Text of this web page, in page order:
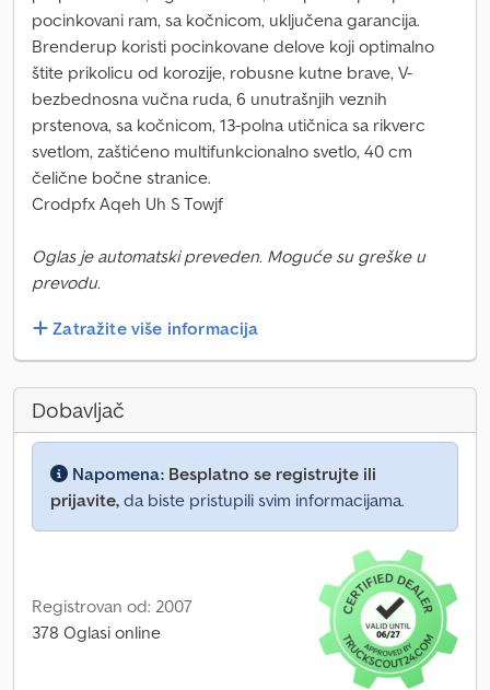
pocinkovani ram, sa kočnicom, uključena garancija.
Brenderup koristi pocinkovane delove koji optimalno
štite prikolicu od korozije, robusne kutne brave, V-
bezbednosna vučna ruda, 6 unutrašnjih veznih
prstenova, sa kočnicom, 13-polna utičnica sa rikverc
svetlom, zaštićeno multifunkcionalno svetlo, 40 cm
čelične bočne stranice.
Crodpfx Aqeh Uh S Towjf
Oglas je automatski preveden. Moguće su greške u
prevodu.
Zatražite više informacija
Dobavljač
Napomena: Besplatno se registrujte ili
prijavite, da biste pristupili svim informacijama.
Registrovan od: 2007
378 Oglasi online